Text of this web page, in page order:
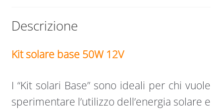
Descrizione
Kit solare base 50W 12V
I “Kit solari Base” sono ideali per chi vuole
sperimentare l’utilizzo dell’energia solare e